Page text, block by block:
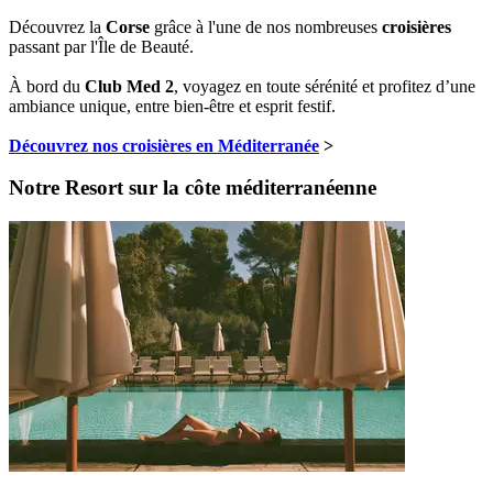
Découvrez la Corse grâce à l'une de nos nombreuses croisières
passant par l'Île de Beauté.
À bord du Club Med 2, voyagez en toute sérénité et profitez d’une
ambiance unique, entre bien-être et esprit festif.
Découvrez nos croisières en Méditerranée >
Notre Resort sur la côte méditerranéenne